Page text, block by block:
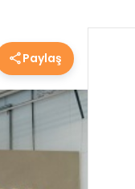
Paylaş